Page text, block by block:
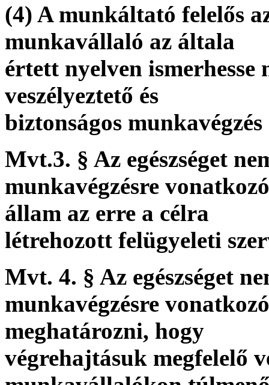
(4) A munkáltató felelős
munkavállaló az általa
értett nyelven ismerhesse
veszélyeztető és
biztonságos
Mvt.3. § Az egészséget
munkavégzésre
állam az erre a célra
létrehozott felügyeleti
Mvt. 4. § Az egészséget
munkavégzésre
meghatározni, hogy
végrehajtásuk megfelelő